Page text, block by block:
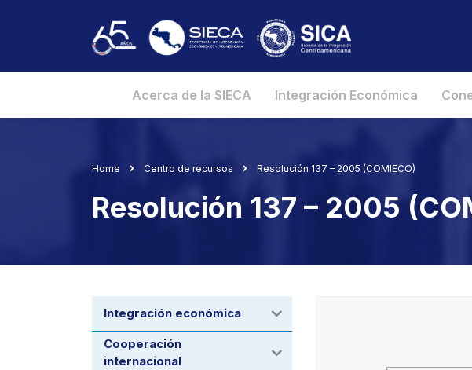
Acerca de la SIECA Integración Económica
Home Centro de recursos Resolución 137 – 2005 (COMIECO)
Resolución 137 – 2005
Integración económica
Cooperación
internacional